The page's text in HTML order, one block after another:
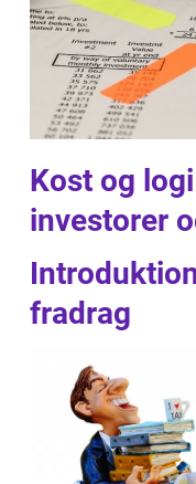
Kost og
investorer
fradrag